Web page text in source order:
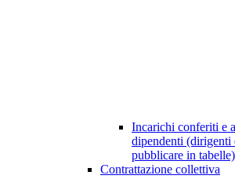
Incarichi conferiti e
dipendenti (dirigenti
pubblicare in tabelle)
Contrattazione collettiva